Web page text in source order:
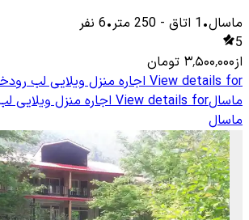
ماسال•
1 اتاق -
250 متر•
6 نفر
5
از۳٬۵۰۰٬۰۰۰ تومان
View details for اجاره منزل ویلایی لب
ماسالView details for اجاره منزل ویلایی
ماسال